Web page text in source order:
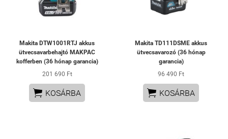
Makita DTW1001RTJ akkus
ütvecsavarbehajtó MAKPAC
kofferben (36 hónap garancia)
201 690 Ft
 KOSÁRBA
Makita TD111DSME akkus
ütvecsavarozó (36 hónap
garancia)
96 490 Ft
 KOSÁRBA